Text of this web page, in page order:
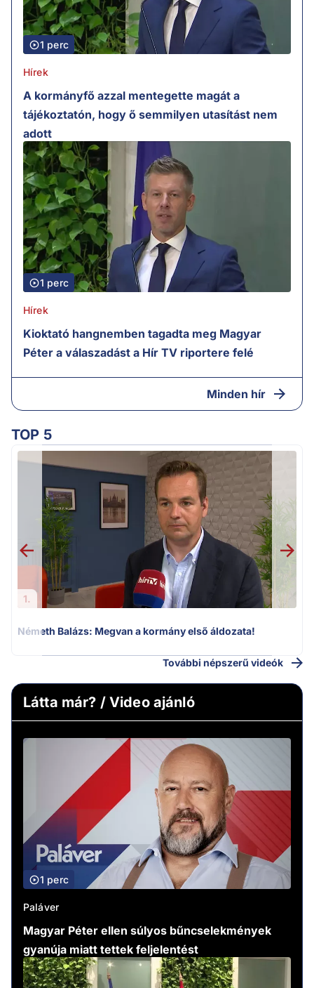
1 perc
Hírek
A kormányfő azzal mentegette magát a
tájékoztatón, hogy ő semmilyen utasítást nem
adott
1 perc
Hírek
Kioktató hangnemben tagadta meg Magyar
Péter a válaszadást a Hír TV riportere felé
Minden hír
TOP 5
1.
Németh Balázs: Megvan a kormány első áldozata!
További népszerű videók
Látta már? / Video ajánló
1 perc
Paláver
Magyar Péter ellen súlyos bűncselekmények
gyanúja miatt tettek feljelentést